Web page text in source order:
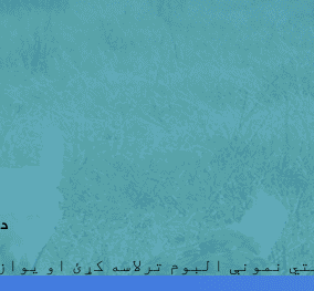
نمونې البوم ترلاسه کړئ او